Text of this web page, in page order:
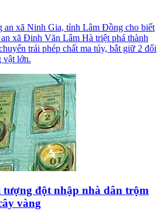
an xã Ninh Gia, tỉnh Lâm Đồng cho biết
xã Đinh Văn Lâm Hà triệt phá thành
trái phép chất ma túy, bắt giữ 2 đối
vật lớn.
đột nhập nhà dân trộm
vàng